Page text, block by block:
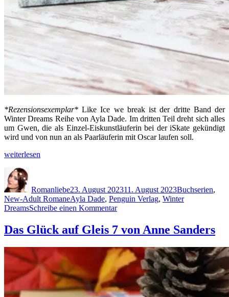
*Rezensionsexemplar* Like Ice we break ist der dritte Band der
Winter Dreams Reihe von Ayla Dade. Im dritten Teil dreht sich alles
um Gwen, die als Einzel-Eiskunstläuferin bei der iSkate gekündigt
wird und von nun an als Paarläuferin mit Oscar laufen soll.
„Like
we
break
von
Ayla
Dade
Dreams
Band
3]“
weiterlesen
Romanliebe23. August 202311. August 2023Buchserien,
New-Adult RomaneSchlagwörter
Ayla Dade, Penguin Verlag, Winter
DreamsSchreibe einen Kommentarzu
Ice
we
von
Ayla
Dade
[Winter
Dreams
Das Glück auf Gleis 7 von Anne Sanders